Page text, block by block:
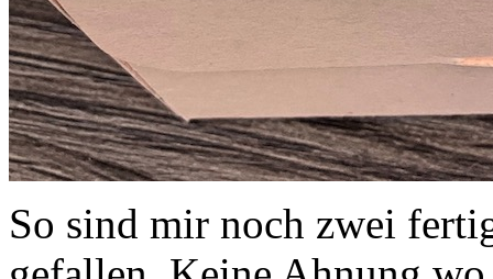
So sind mir noch zwei